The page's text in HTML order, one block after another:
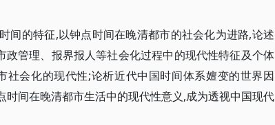
间的特征,以钟点时间在晚清都市的社会化为进路,论述
管理、报界报人等社会化过程中的现代性特征及个体
会化的现代性;论析近代中国时间体系嬗变的世界因
间在晚清都市生活中的现代性意义,成为透视中国现代